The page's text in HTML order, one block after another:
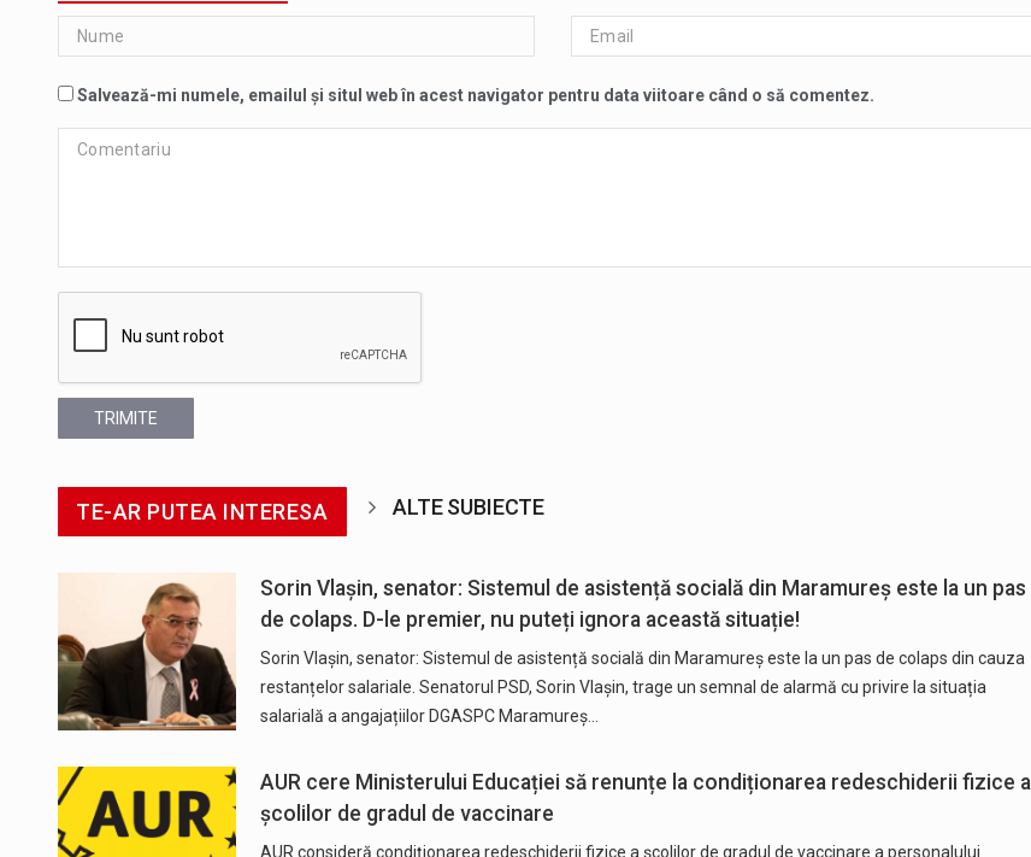
Salvează-mi numele, emailul și situl web în acest navigator pentru data viitoare când o să comentez.
TRIMITE
TE-AR PUTEA INTERESA ALTE SUBIECTE
Sorin Vlașin, senator: Sistemul de asistență socială din Maramureș este la un pas
de colaps. D-le premier, nu puteți ignora această situație!
Sorin Vlașin, senator: Sistemul de asistență socială din Maramureș este la un pas de colaps din cauza
restanțelor salariale. Senatorul PSD, Sorin Vlașin, trage un semnal de alarmă cu privire la situația
salarială a angajațiilor DGASPC Maramureș…
AUR cere Ministerului Educației să renunțe la condiționarea redeschiderii fizice a
școlilor de gradul de vaccinare
AUR consideră condiţionarea redeschiderii fizice a şcolilor de gradul de vaccinare a personalului